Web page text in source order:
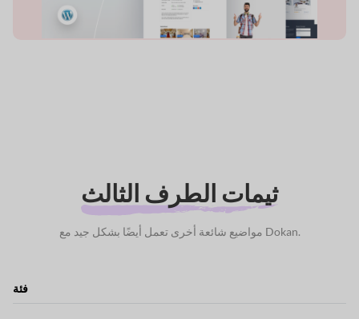
ثيمات الطرف الثالث
مواضيع شائعة أخرى تعمل أيضًا بشكل جيد مع Dokan.
فئة